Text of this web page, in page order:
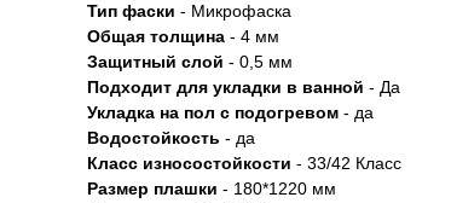
Тип фаски - Микрофаска
Общая толщина - 4 мм
Защитный слой - 0,5 мм
Подходит для укладки в ванной - Да
Укладка на пол c подогревом - да
Водостойкость - да
Класс износостойкости - 33/42 Класс
Размер плашки - 180*1220 мм